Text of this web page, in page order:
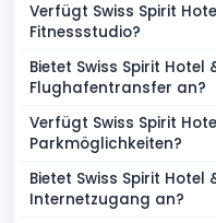
Verfügt Swiss Spirit
Fitnessstudio?
Bietet Swiss Spirit Hotel
Flughafentransfer an?
Verfügt Swiss Spirit
Parkmöglichkeiten?
Bietet Swiss Spirit Hotel
Internetzugang an?